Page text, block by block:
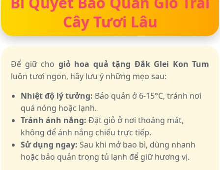
Cây Tươi Lâu
Để giữ cho giỏ hoa quả tặng Đắk Glei Kon Tum
luôn tươi ngon, hãy lưu ý những mẹo sau:
Nhiệt độ lý tưởng: Bảo quản ở 6-15°C, tránh nơi
quá nóng hoặc lạnh.
Tránh ánh nắng: Đặt giỏ ở nơi thoáng mát,
không để ánh nắng chiếu trực tiếp.
Sử dụng ngay: Sau khi mở bao bì, dùng nhanh
hoặc bảo quản trong tủ lạnh để giữ hương vị.